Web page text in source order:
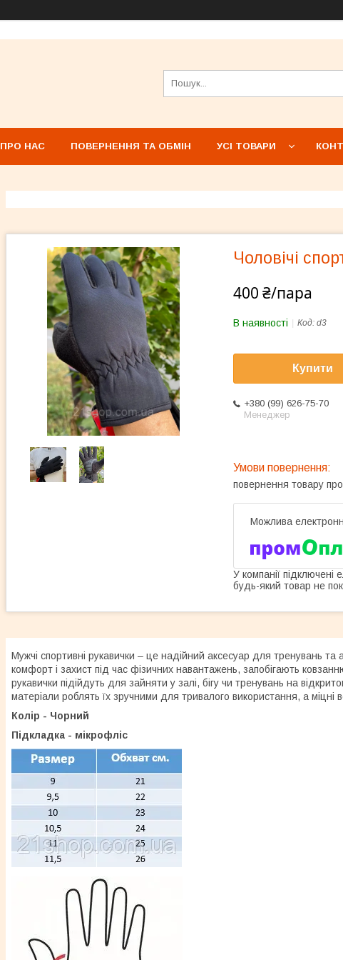
ПРО НАС ПОВЕРНЕННЯ ТА ОБМІН УСІ ТОВАРИ
Чоловічі
400 ₴/пара
В наявності Код: d3
Купити
+380 (99) 626-75-70
Менеджер
повернення товару
У компанії підключені
будь-який товар не
Мужчі спортивні рукавички – це надійний аксесуар для тренувань
комфорт і захист під час фізичних навантажень, запобігають
рукавички підійдуть для зайняти у залі, бігу чи тренувань на
матеріали роблять їх зручними для тривалого використання, а міцні
Колір - Чорний
Підкладка - мікрофліс